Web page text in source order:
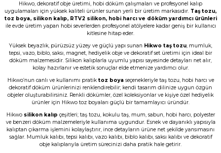
G... D... | 19/06/2026
Taş tozu çok iyi kusursuz ürün elde
ediliyor sevkiyat hızlı
B... A... | 03/06/2026
Memnun kaldım, Ürün gerçekten harika
N... E... | 01/06/2026
Çok başarılı gerçekten.
N... E... | 01/06/2026
Hikwo, dekoratif obje üretimi, hobi döküm çalışmaları ve profesyonel kalıp
uygulamaları için yüksek kaliteli ürünler sunan yerli bir üretim markasıdır. Taş tozu,
toz boya, silikon kalıp, RTV2 silikon, hobi harcı ve döküm yardımcı ürünleri
ile evde üretim yapan hobi severlerden profesyonel atölyelere kadar geniş bir kullanıcı
kitlesine hitap eder.
Yüksek beyazlık, pürüzsüz yüzey ve güçlü yapı sunan Hikwo taş tozu, mumluk,
tepsi, vazo, biblo, saksı, magnet, hediyelik obje ve dekoratif set üretimi için ideal bir
döküm malzemesidir. Silikon kalıplarla uyumlu yapısı sayesinde detayları net alır,
kolay hazırlanır ve estetik sonuçlar elde etmenize yardımcı olur.
Hikwo’nun canlı ve kullanımı pratik toz boya seçenekleriyle taş tozu, hobi harcı ve
dekoratif döküm ürünlerinizi renklendirebilir; kendi tasarım dilinize uygun özgün
objeler oluşturabilirsiniz. Renkli dökümler, özel koleksiyonlar ve kişiye özel hediyelik
ürünler için Hikwo toz boyaları güçlü bir tamamlayıcı üründür.
Hikwo silikon kalıp çeşitleri; taş tozu, kokulu taş, mum, sabun, hobi harcı, polyester
ve benzeri döküm malzemeleriyle kullanıma uygundur. Esnek ve dayanıklı yapısıyla
kalıptan çıkarma işlemini kolaylaştırır, ince detayların ürüne net şekilde yansımasını
sağlar. Mumluk kalıbı, tepsi kalıbı, vazo kalıbı, biblo kalıbı, saksı kalıbı ve dekoratif
obje kalıplarıyla üretim sürecinizi daha pratik hale getirir.